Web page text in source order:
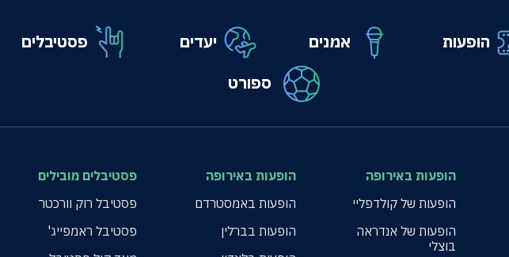
הופעות אמנים יעדים
פסטיבלים
ספורט
הופעות באירופה
הופעות של קולדפליי
הופעות של אנדראה
בוצלי
הופעות באירופה
הופעות באמסטרדם
הופעות בברלין
פסטיבלים מובילים
פסטיבל רוק וורכטר
פסטיבל ראמפייג'